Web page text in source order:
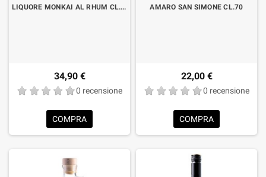
LIQUORE MONKAI AL RHUM CL.70
34,90 €
0 recensione
COMPRA
AMARO SAN SIMONE CL.70
22,00 €
0 recensione
COMPRA